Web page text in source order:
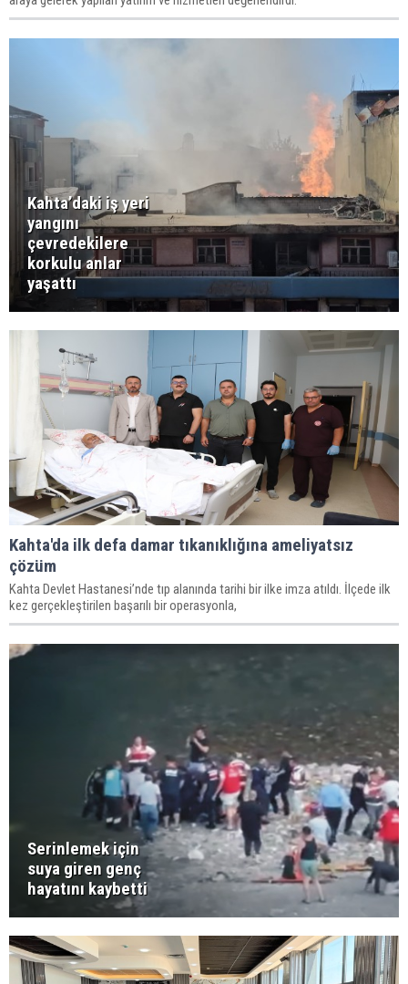
Kahta’daki iş yeri
yangını
çevredekilere
korkulu anlar
yaşattı
Kahta'da ilk defa damar tıkanıklığına ameliyatsız
çözüm
Kahta Devlet Hastanesi’nde tıp alanında tarihi bir ilke imza atıldı. İlçede ilk
kez gerçekleştirilen başarılı bir operasyonla,
Serinlemek için
suya giren genç
hayatını kaybetti